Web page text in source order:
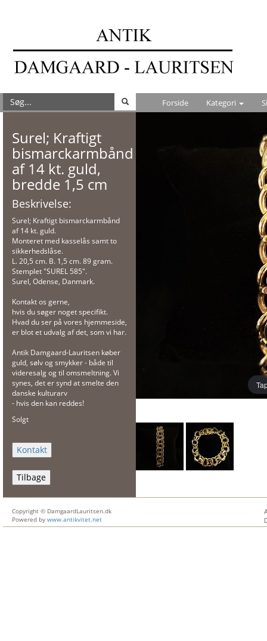
Forside Kategori
Surel; Kraftigt
bismarckarmbånd
af 14 kt. guld,
bredde 1,5 cm
Beskrivelse:
Surel; Kraftigt bismarckarmbånd
af 14 kt. guld.
Monteret med kasselås samt to
sikkerhedslåse.
L. 20,5 cm. B. 1,5 cm. 89 gram.
Stemplet "SUREL 585".
Surel, Odense, Danmark.
Kontakt os gerne,
hvis du søger noget specifikt.
Hvad du ser på vores hjemmeside,
er blot et udvalg af det, som vi har.
Antik Damgaard-Lauritsen køber
guld, sølv og smykker - både til
videresalg og til omsmeltning. Vi
synes, det er synd at smelte den
danske kulturarv
- hvis den kan reddes!
Solgt
Tilbage
Copyright © DamgaardLauritsen.dk
Powered by www.antikvitet.net